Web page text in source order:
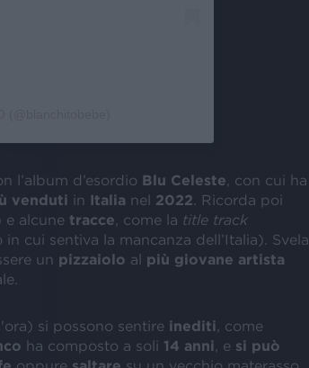
l’album d’esordio Blu Celeste , con cui ha
venduti in Italia nel 2022 . Ricorda poi
e alcune tracce , come la title track
in cui sentiva la mancanza dell’Italia). Svela
un pizzaiolo al più giovane artista
si possono sentire inediti , come
ha composto a soli 14 anni esi può